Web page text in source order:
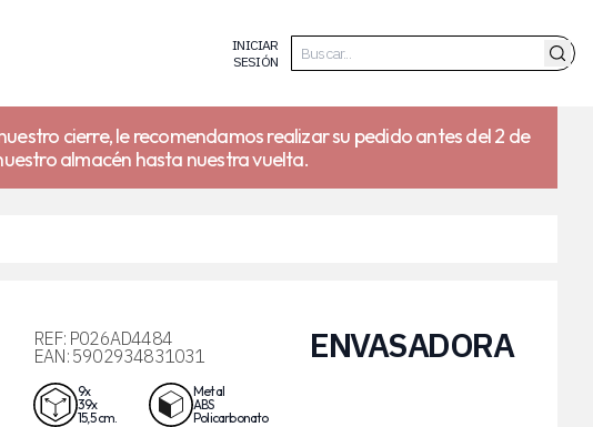
INICIAR
SESIÓN
cierre, le recomendamos realizar su pedido antes del 2 de
almacén hasta nuestra vuelta.
ENVASADORA
REF: P026AD4484
EAN: 5902934831031
9x
39x
15,5 cm.
Metal
ABS
Policarbonato